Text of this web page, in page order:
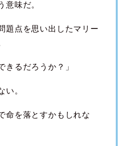
意味だ。
題点を思い出したマリー
きるだろうか？」
い。
命を落とすかもしれな